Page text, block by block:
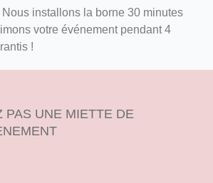
Nous installons la borne 30 minutes
votre événement pendant 4
!
PAS UNE MIETTE DE